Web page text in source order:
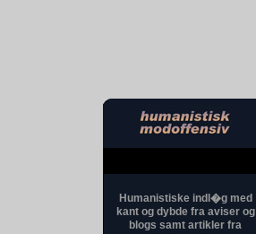
Humanistiske indl�g med
kant og dybde fra aviser og
blogs samt artikler fra